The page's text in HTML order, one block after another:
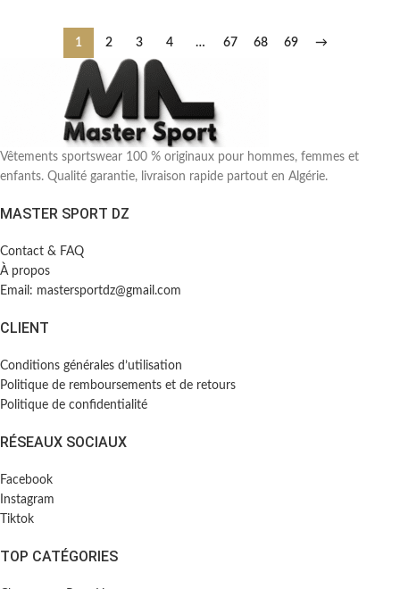
1 2 3 4 … 67 68 69 →
Vêtements sportswear 100 % originaux pour hommes, femmes et
enfants. Qualité garantie, livraison rapide partout en Algérie.
MASTER SPORT DZ
Contact & FAQ
À propos
Email: mastersportdz@gmail.com
CLIENT
Conditions générales d’utilisation
Politique de remboursements et de retours
Politique de confidentialité
RÉSEAUX SOCIAUX
Facebook
Instagram
Tiktok
TOP CATÉGORIES